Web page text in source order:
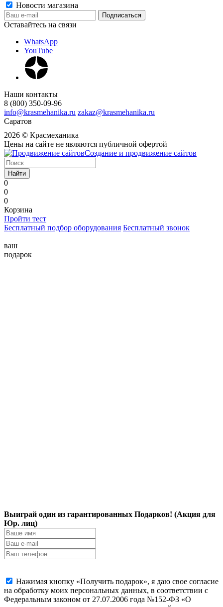
Новости магазина
Оставайтесь на связи
WhatsApp
YouTube
Наши контакты
8 (800) 350-09-96
info@krasmehanika.ru zakaz@krasmehanika.ru
Саратов
2026 © Красмеханика
Цены на сайте не являются публичной офертой
Создание и продвижение сайтов
Найти
0
0
0
Корзина
Пройти тест
Бесплатный подбор оборудования Бесплатный звонок
ваш
подарок
Выиграй один из гарантированных Подарков! (Акция для
Юр. лиц)
Нажимая кнопку «Получить подарок», я даю свое согласие
на обработку моих персональных данных, в соответствии с
Федеральным законом от 27.07.2006 года №152-ФЗ «О